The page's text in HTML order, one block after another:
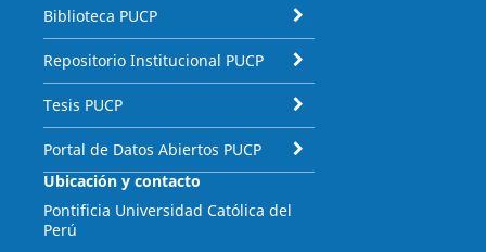
Biblioteca PUCP
Repositorio Institucional PUCP
Tesis PUCP
Portal de Datos Abiertos PUCP
Ubicación y contacto
Pontificia Universidad Católica del
Perú